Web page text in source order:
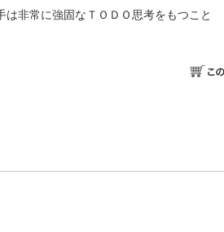
は非常に強固なＴＯＤＯ思考をもつこと